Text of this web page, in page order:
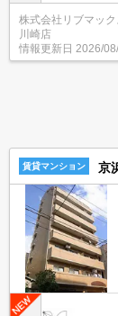
てご紹介～
インランド
株式会社リブマッ
川崎店
情報更新日 2026/
賃貸マンション 京